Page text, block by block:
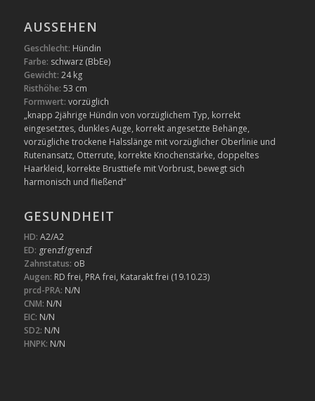
AUSSEHEN
Geschlecht: Hündin
Farbe: schwarz (BbEe)
Gewicht: 24 kg
Risthöhe: 53 cm
Formwert: vorzüglich
„knapp 2jährige Hündin von vorzüglichem Typ, korrekt
eingesetztes, dunkles Auge, korrekt angesetzte Behänge,
vorzügliche trockene Halsslänge mit vorzüglicher Oberlinie und
Rutenansatz, Otterrute, korrekte Knochenstärke, doppeltes
Haarkleid, korrekte Brusttiefe mit Vorbrust, bewegt sich
harmonisch und fließend“
GESUNDHEIT
HD: A2/A2
ED: grenzf/grenzf
Zahnstatus: oB
Augen: RD frei, PRA frei, Katarakt frei (19.10.23)
prcd-PRA: N/N
CNM: N/N
EIC: N/N
SD2: N/N
HNPK: N/N